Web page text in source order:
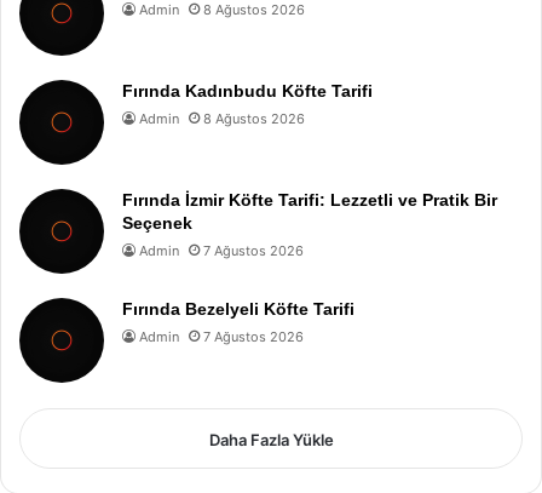
Admin 8 Ağustos 2026
Fırında Kadınbudu Köfte Tarifi
Admin 8 Ağustos 2026
Fırında İzmir Köfte Tarifi: Lezzetli ve Pratik Bir
Seçenek
Admin 7 Ağustos 2026
Fırında Bezelyeli Köfte Tarifi
Admin 7 Ağustos 2026
Daha Fazla Yükle